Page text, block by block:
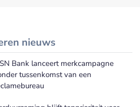
nieuws
Meer Duurzaam bankieren nieuws
Bank lanceert merkcampagne
tussenkomst van een